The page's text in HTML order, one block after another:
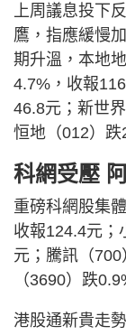
上周議息投下
鷹，指應緩慢
期升溫，本地
4.7%，收報
46.8元；新世
恒地（012）跌
科網受壓
重磅科網股集
收報124.4元；
元；騰訊（
（3690）跌
港股通新貴走